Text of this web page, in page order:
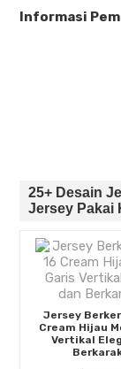
Informasi
25+ Desain
Jersey Pakai
Jersey
Cream Hijau
Vertikal